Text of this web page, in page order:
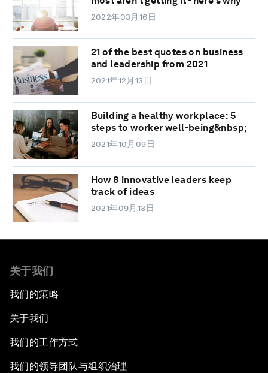
2022年03月16日
21 of the best quotes on business
and leadership from 2021
2021年12月13日
Building a healthy workplace: 5
steps to worker well-being&nbsp;
2021年10月09日
How 8 innovative leaders keep
track of ideas
2021年09月13日
关于我们
我们的策略
关于我们
我们的工作方式
我们的领导团队与组织治理